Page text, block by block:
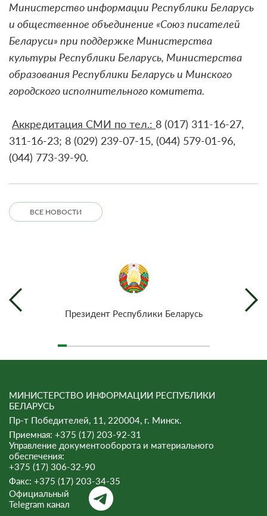
Министерство информации Республики Беларусь
и общественное объединение «Союз писателей
Беларуси» при поддержке Министерства
культуры Республики Беларусь, Министерства
образования Республики Беларусь и Минского
городского исполнительного комитета.
Аккредитация СМИ по тел.: 8 (017) 311-16-27,
311-16-23; 8 (029) 239-07-15, (044) 579-01-96,
(044) 773-39-90.
ВСЕ НОВОСТИ
Президент Республики Беларусь
МИНИСТЕРСТВО ИНФОРМАЦИИ РЕСПУБЛИКИ
БЕЛАРУСЬ
Пр-т Победителей, 11, 220004, г. Минск.
Приемная: +375 (17) 203-92-31
Управление документооборота и материального
обеспечения:
+375 (17) 306-32-90
Факс: +375 (17) 203-34-35
Официальный
Telegram канал